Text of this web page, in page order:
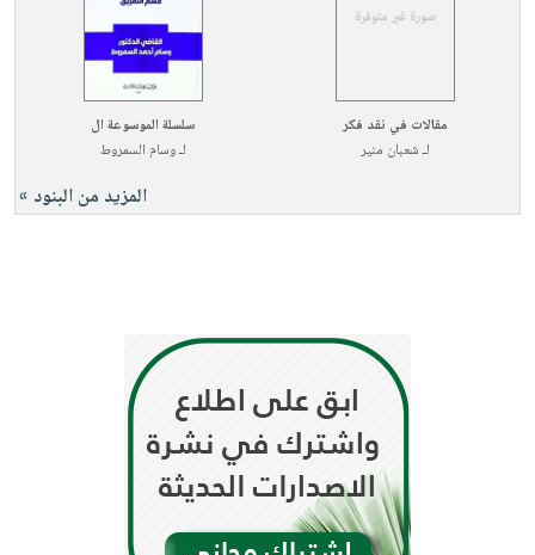
مقالات في نقد فكر
لـشعبان منير
سلسلة الموسوعة ال
لـوسام السمروط
المزيد من البنود »